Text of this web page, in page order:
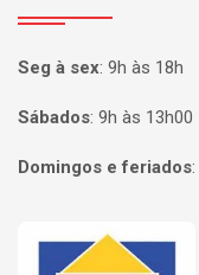
Seg à sex: 9h às 18h
Sábados: 9h às 13h00
Domingos e feriados:
Página inicial